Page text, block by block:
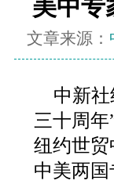
美中专
文章来源：
中新
三十周
纽约世
中美两